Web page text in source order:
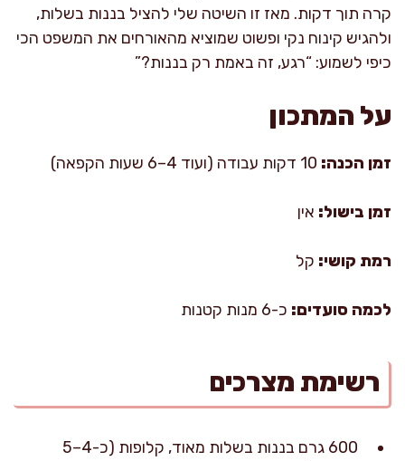
קרה תוך דקות. מאז זו השיטה שלי להציל בננות בשלות,
ולהגיש קינוח נקי ופשוט שמוציא מהאורחים את המשפט הכי
כיפי לשמוע: “רגע, זה באמת רק בננות?”
על המתכון
זמן הכנה:
זמן בישול: אין
רמת קושי: קל
לכמה סועדים: כ-6 מנות קטנות
רשימת מצרכים
600 גרם בננות בשלות מאוד, קלופות (כ-4–5